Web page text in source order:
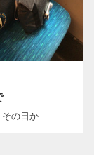
の日か...